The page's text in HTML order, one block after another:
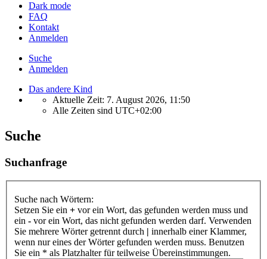
Dark mode
FAQ
Kontakt
Anmelden
Suche
Anmelden
Das andere Kind
Aktuelle Zeit: 7. August 2026, 11:50
Alle Zeiten sind UTC+02:00
Suche
Suchanfrage
Suche nach Wörtern:
Setzen Sie ein + vor ein Wort, das gefunden werden muss und
ein - vor ein Wort, das nicht gefunden werden darf. Verwenden
Sie mehrere Wörter getrennt durch | innerhalb einer Klammer,
wenn nur eines der Wörter gefunden werden muss. Benutzen
Sie ein * als Platzhalter für teilweise Übereinstimmungen.